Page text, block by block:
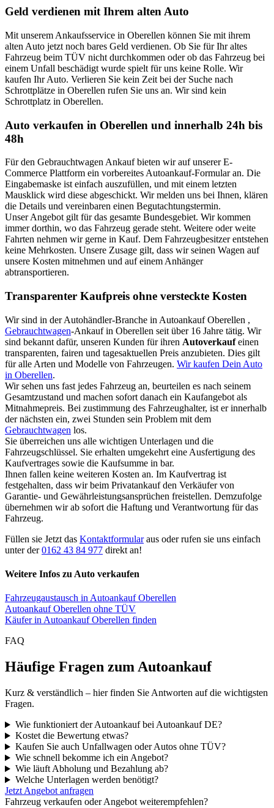
Geld verdienen mit Ihrem alten Auto
Mit unserem Ankaufsservice in Oberellen können Sie mit ihrem
alten Auto jetzt noch bares Geld verdienen. Ob Sie für Ihr altes
Fahrzeug beim TÜV nicht durchkommen oder ob das Fahrzeug bei
einem Unfall beschädigt wurde spielt für uns keine Rolle. Wir
kaufen Ihr Auto. Verlieren Sie kein Zeit bei der Suche nach
Schrottplätze in Oberellen rufen Sie uns an. Wir sind kein
Schrottplatz in Oberellen.
Auto verkaufen in Oberellen und innerhalb 24h bis
48h
Für den Gebrauchtwagen Ankauf bieten wir auf unserer E-
Commerce Plattform ein vorbereites Autoankauf-Formular an. Die
Eingabemaske ist einfach auszufüllen, und mit einem letzten
Mausklick wird diese abgeschickt. Wir melden uns bei Ihnen, klären
die Details und vereinbaren einen Begutachtungstermin.
Unser Angebot gilt für das gesamte Bundesgebiet. Wir kommen
immer dorthin, wo das Fahrzeug gerade steht. Weitere oder weite
Fahrten nehmen wir gerne in Kauf. Dem Fahrzeugbesitzer entstehen
keine Mehrkosten. Unsere Zusage gilt, dass wir seinen Wagen auf
unsere Kosten mitnehmen und auf einem Anhänger
abtransportieren.
Transparenter Kaufpreis ohne versteckte Kosten
Wir sind in der Autohändler-Branche in Autoankauf Oberellen ,
Gebrauchtwagen-Ankauf in Oberellen seit über 16 Jahre tätig. Wir
sind bekannt dafür, unseren Kunden für ihren Autoverkaufeinen
transparenten, fairen und tagesaktuellen Preis anzubieten. Dies gilt
für alle Arten und Modelle von Fahrzeugen. Wir kaufen Dein Auto
in Oberellen.
Wir sehen uns fast jedes Fahrzeug an, beurteilen es nach seinem
Gesamtzustand und machen sofort danach ein Kaufangebot als
Mitnahmepreis. Bei zustimmung des Fahrzeughalter, ist er innerhalb
der nächsten ein, zwei Stunden sein Problem mit dem
Gebrauchtwagen los.
Sie überreichen uns alle wichtigen Unterlagen und die
Fahrzeugschlüssel. Sie erhalten umgekehrt eine Ausfertigung des
Kaufvertrages sowie die Kaufsumme in bar.
Ihnen fallen keine weiteren Kosten an. Im Kaufvertrag ist
festgehalten, dass wir beim Privatankauf den Verkäufer von
Garantie- und Gewährleistungsansprüchen freistellen. Demzufolge
übernehmen wir ab sofort die Haftung und Verantwortung für das
Fahrzeug.
Füllen sie Jetzt das Kontaktformularaus oder rufen sie uns einfach
unter der0162 43 84 977 direkt an!
Weitere Infos zu Auto verkaufen
Fahrzeugaustausch in Autoankauf Oberellen
Autoankauf Oberellen ohne TÜV
Käufer in Autoankauf Oberellen finden
FAQ
Häufige Fragen zum Autoankauf
Kurz & verständlich – hier finden Sie Antworten auf die wichtigsten
Fragen.
Wie funktioniert der Autoankauf bei Autoankauf DE?
Kostet die Bewertung etwas?
Kaufen Sie auch Unfallwagen oder Autos ohne TÜV?
Wie schnell bekomme ich ein Angebot?
Wie läuft Abholung und Bezahlung ab?
Welche Unterlagen werden benötigt?
Jetzt Angebot anfragen
Fahrzeug verkaufen oder Angebot weiterempfehlen?